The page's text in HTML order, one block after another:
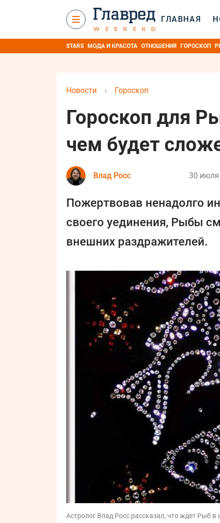
ГЛАВНАЯ
STARS МОДА И КРАСОТА ОТНОШЕНИЯ ГОРОСКОП
Новости › Гороскоп
Гороскоп для
чем будет
Влад Росс 30 июля
Пожертвовав ненадолго
своего уединения, Рыбы
внешних раздражителей.
Астролог Влад Росс рассказал, что ждет Рыб в